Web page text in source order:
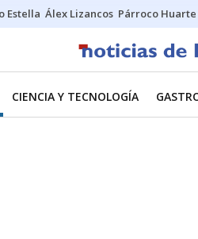
Estella Álex Lizancos Párroco Huarte
CIENCIA Y TECNOLOGÍA